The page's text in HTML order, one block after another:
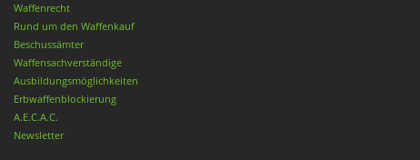
Waffenrecht
Rund um den Waffenkauf
Beschussämter
Waffensachverständige
Ausbildungsmöglichkeiten
Erbwaffenblockierung
A.E.C.A.C.
Newsletter